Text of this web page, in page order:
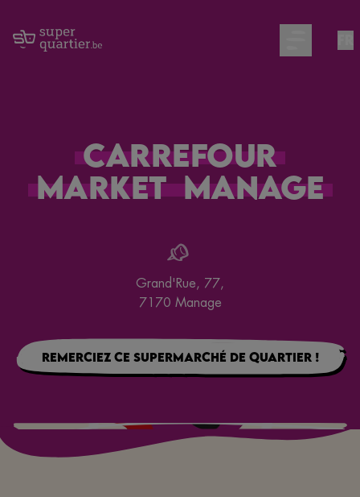
Open main
Carrefour
Market Manage
Grand'Rue, 77,
7170 Manage
Remerciez ce supermarché de quartier !